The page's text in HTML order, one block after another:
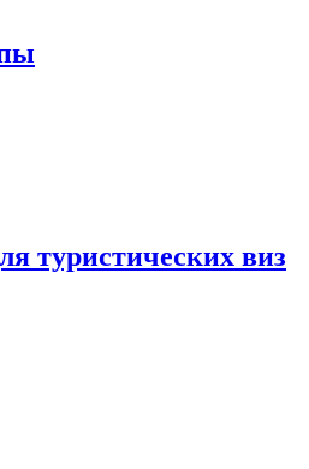
туристических виз